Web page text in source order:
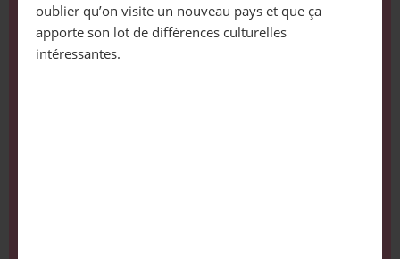
oublier qu’on visite un nouveau pays et que ça
apporte son lot de différences culturelles
intéressantes.